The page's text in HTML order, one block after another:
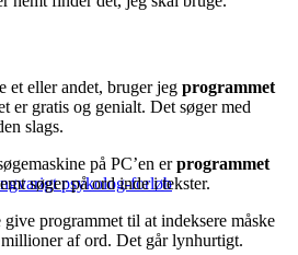
psykolog-forløb
eller andet, bruger jeg programmet
er gratis og genialt. Det søger med
slags.
på PC’en erprogrammet
søger på ord inde i tekster.
programmet til at indeksere måske
af ord. Det går lynhurtigt.